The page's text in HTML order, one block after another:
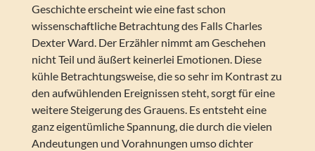
Geschichte erscheint wie eine fast schon
wissenschaftliche Betrachtung des Falls Charles
Dexter Ward. Der Erzähler nimmt am Geschehen
nicht Teil und äußert keinerlei Emotionen. Diese
kühle Betrachtungsweise, die so sehr im Kontrast zu
den aufwühlenden Ereignissen steht, sorgt für eine
weitere Steigerung des Grauens. Es entsteht eine
ganz eigentümliche Spannung, die durch die vielen
Andeutungen und Vorahnungen umso dichter